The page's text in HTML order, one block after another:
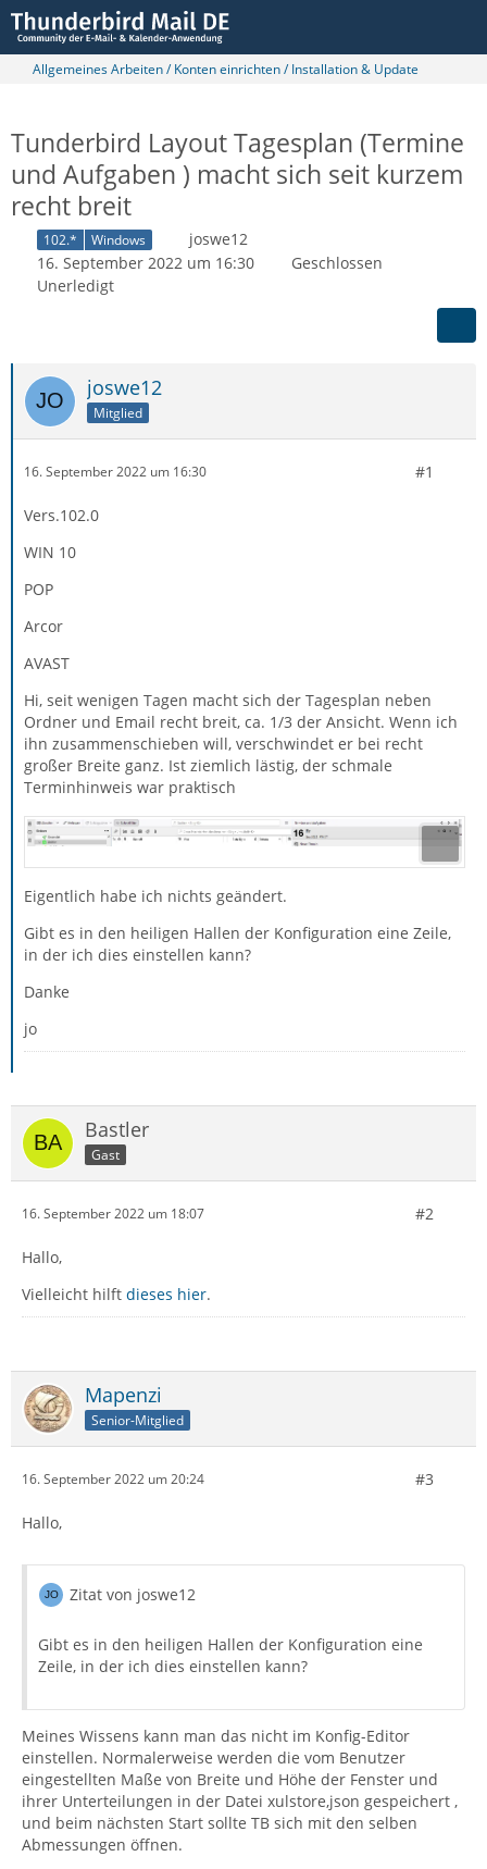
Allgemeines Arbeiten / Konten einrichten / Installation & Update
Tunderbird Layout Tagesplan (Termine
und Aufgaben ) macht sich seit kurzem
recht breit
102.* Windows
joswe12
16. September 2022 um 16:30
Geschlossen
Unerledigt
joswe12
Mitglied
16. September 2022 um 16:30 #1
Vers.102.0
WIN 10
POP
Arcor
AVAST
Hi, seit wenigen Tagen macht sich der Tagesplan neben
Ordner und Email recht breit, ca. 1/3 der Ansicht. Wenn ich
ihn zusammenschieben will, verschwindet er bei recht
großer Breite ganz. Ist ziemlich lästig, der schmale
Terminhinweis war praktisch
Eigentlich habe ich nichts geändert.
Gibt es in den heiligen Hallen der Konfiguration eine Zeile,
in der ich dies einstellen kann?
Danke
jo
Bastler
Gast
16. September 2022 um 18:07 #2
Hallo,
Vielleicht hilft dieses hier.
Mapenzi
Senior-Mitglied
16. September 2022 um 20:24 #3
Hallo,
Zitat von joswe12
Gibt es in den heiligen Hallen der Konfiguration eine
Zeile, in der ich dies einstellen kann?
Meines Wissens kann man das nicht im Konfig-Editor
einstellen. Normalerweise werden die vom Benutzer
eingestellten Maße von Breite und Höhe der Fenster und
ihrer Unterteilungen in der Datei xulstore,json gespeichert ,
und beim nächsten Start sollte TB sich mit den selben
Abmessungen öffnen.